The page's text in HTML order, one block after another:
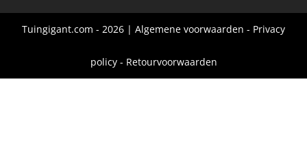
Tuingigant.com - 2026 | Algemene voorwaarden - Privacy
policy- Retourvoorwaarden